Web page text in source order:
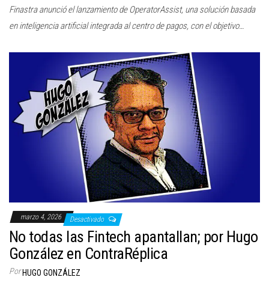
Finastra anunció el lanzamiento de OperatorAssist, una solución basada
en inteligencia artificial integrada al centro de pagos, con el objetivo…
marzo 4, 2026 Desactivado
No todas las Fintech apantallan; por Hugo
González en ContraRéplica
Por HUGO GONZÁLEZ